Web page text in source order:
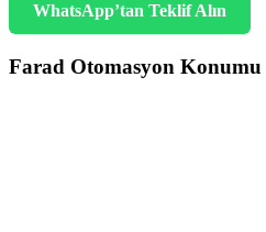
WhatsApp’tan Teklif Alın
Farad Otomasyon Konumu